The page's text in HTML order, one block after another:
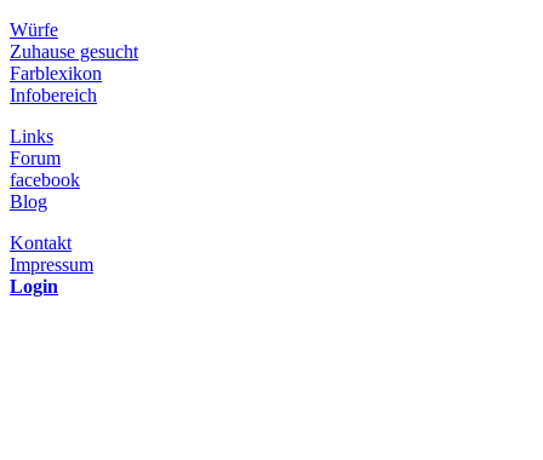
Würfe
Zuhause gesucht
Farblexikon
Infobereich
Links
Forum
facebook
Blog
Kontakt
Impressum
Login